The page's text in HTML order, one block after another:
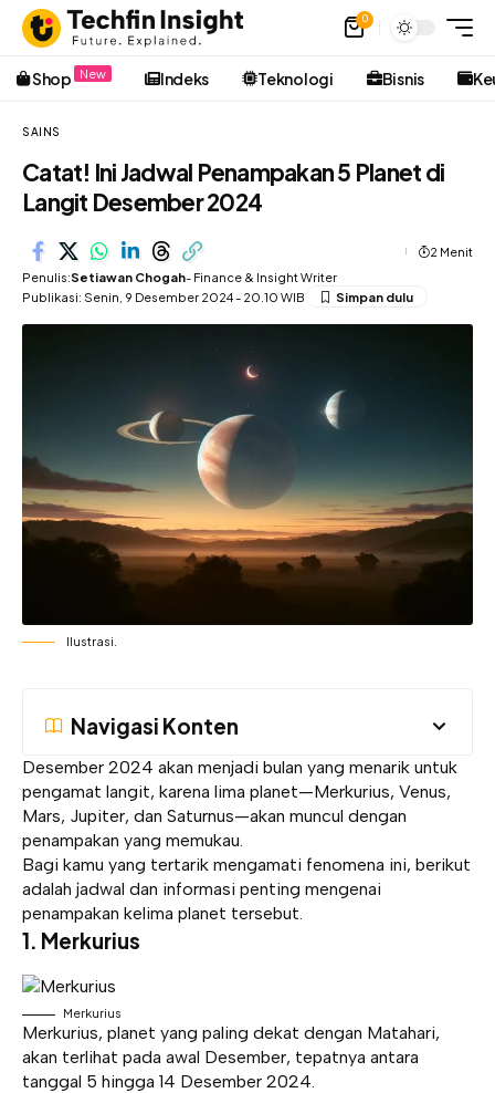
0
Shop New Indeks Teknologi Bisnis
SAINS
Catat! Ini Jadwal Penampakan 5 Planet di
Langit Desember 2024
Penulis:Setiawan Chogah- Finance & Insight Writer
Publikasi: Senin, 9 Desember 2024 - 20.10 WIB
2 Menit
Ilustrasi.
Navigasi Konten
Desember 2024 akan menjadi bulan yang menarik untuk
pengamat langit, karena lima planet—Merkurius, Venus,
Mars, Jupiter, dan Saturnus—akan muncul dengan
penampakan yang memukau.
Bagi kamu yang tertarik mengamati fenomena ini, berikut
adalah jadwal dan informasi penting mengenai
penampakan kelima planet tersebut.
1. Merkurius
Merkurius
Merkurius, planet yang paling dekat dengan Matahari,
akan terlihat pada awal Desember, tepatnya antara
tanggal 5 hingga 14 Desember 2024.